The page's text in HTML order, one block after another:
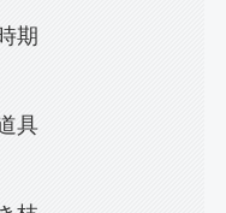
期
具